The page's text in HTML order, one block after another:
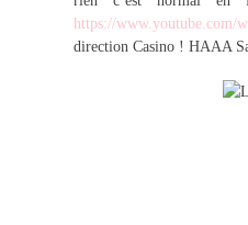
https://www.youtube.com/
direction Casino ! HAAA